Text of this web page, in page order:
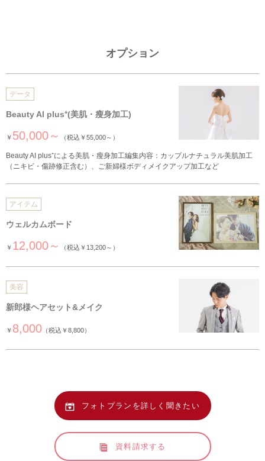
オプション
データ
Beauty AI plus⁺(美肌・瘦身加工)
￥ 50,000～ （税込￥55,000～）
Beauty AI plus⁺による美肌・瘦身加工編集内容：カップルナチュラル美肌加工
（ニキビ・傷跡修正含む）、ご新婦様ボディメイクアップ加工など
アイテム
ウェルカムボード
￥ 12,000～ （税込￥13,200～）
美容
新郎様ヘアセット&メイク
￥ 8,000 （税込￥8,800）
フォトプランを詳しく聞きたい
資料請求する